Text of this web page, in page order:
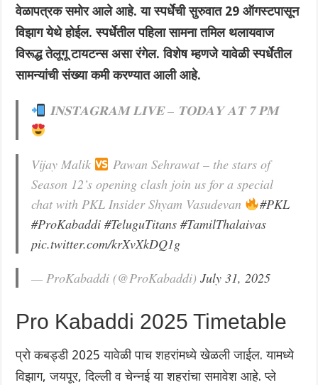
वेळापत्रक समोर आले आहे. या स्पर्धेची सुरुवात 29 ऑगस्टपासून
विझाग येथे होईल. स्पर्धेतील पहिला सामना तमिल थलायवाज
विरूद्ध तेलूगू टायटन्स असा रंगेल. विशेष म्हणजे यावेळी स्पर्धेतील
सामन्यांची संख्या कमी करण्यात आली आहे.
𝐈𝐍𝐒𝐓𝐀𝐆𝐑𝐀𝐌 𝐋𝐈𝐕𝐄 – 𝐓𝐎𝐃𝐀𝐘 𝐀𝐓 𝟕 𝐏𝐌
Vijay Malik
Pawan Sehrawat – the stars of
Season 12’s opening clash join us for a special
chat with PKL Insider Shyam Vasudevan
#PKL
#ProKabaddi #TeluguTitans #TamilThalaivas
pic.twitter.com/krXvXkDQ1g
— ProKabaddi (@ProKabaddi)July 31, 2025
Pro Kabaddi 2025 Timetable
प्रो कबड्डी 2025 यावेळी पाच शहरांमध्ये खेळली जाईल. यामध्ये
विझाग, जयपूर, दिल्ली व चेन्नई या शहरांचा समावेश आहे. प्ले